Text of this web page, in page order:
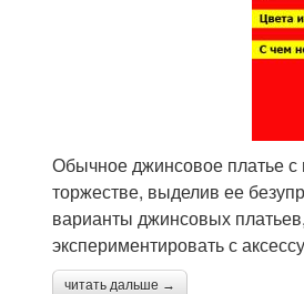
Обычное джинсовое платье
торжестве, выделив ее
варианты джинсовых
экспериментировать с
читать дальше →